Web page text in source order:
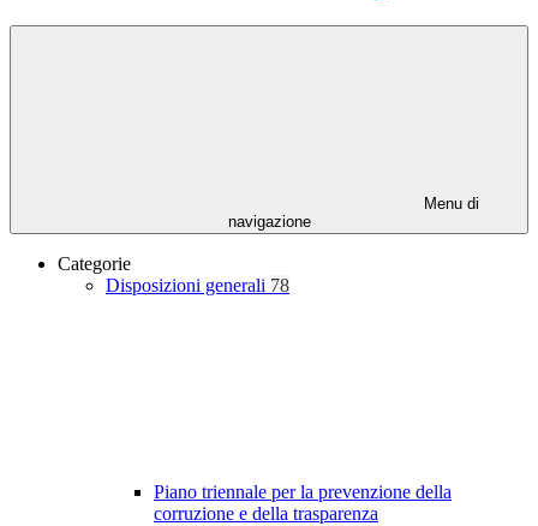
Menu di
navigazione
Categorie
Disposizioni generali 78
Piano triennale per la prevenzione della
corruzione e della trasparenza